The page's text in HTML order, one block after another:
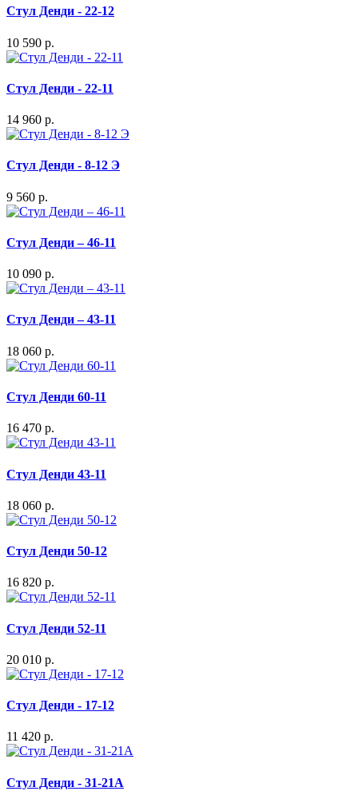
Стул Денди - 22-12
10 590 р.
Стул Денди - 22-11
14 960 р.
Стул Денди - 8-12 Э
9 560 р.
Стул Денди – 46-11
10 090 р.
Стул Денди – 43-11
18 060 р.
Стул Денди 60-11
16 470 р.
Стул Денди 43-11
18 060 р.
Стул Денди 50-12
16 820 р.
Стул Денди 52-11
20 010 р.
Стул Денди - 17-12
11 420 р.
Стул Денди - 31-21А